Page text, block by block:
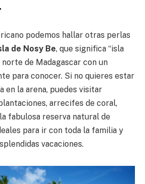
podemos hallar otras perlas
de Nosy Be, que significa “isla
norte de Madagascar con un
para conocer. Si no quieres estar
en la arena, puedes visitar
arrecifes de coral,
fabulosa reserva natural de
para ir con toda la familia y
vacaciones.